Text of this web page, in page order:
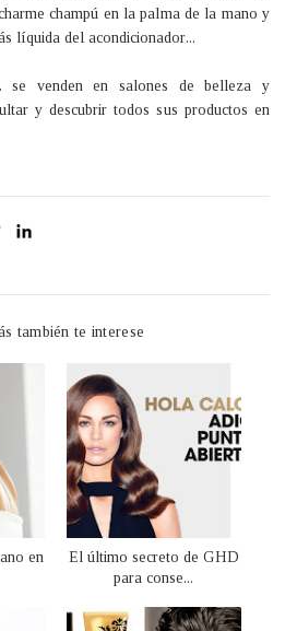
champú en la palma de la mano y
líquida del acondicionador...
se venden en salones de belleza y
y descubrir todos sus productos en
también te interese
en
El último secreto de GHD
para conse...